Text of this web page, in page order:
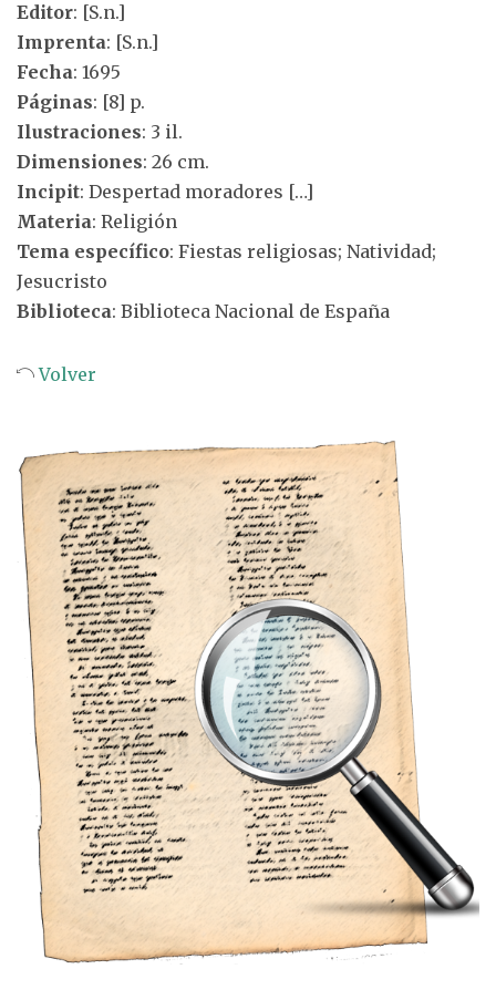
Editor: [S.n.]
Imprenta: [S.n.]
Fecha: 1695
Páginas: [8] p.
Ilustraciones: 3 il.
Dimensiones: 26 cm.
Incipit: Despertad moradores […]
Materia: Religión
Tema específico: Fiestas religiosas; Natividad;
Jesucristo
Biblioteca: Biblioteca Nacional de España
Volver